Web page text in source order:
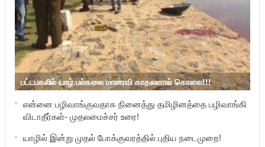
பட்டபகலில் யாழ்.பல்கலை மாணவி காதலனால் கொலை!!!
என்னை பழிவாங்குவதாக நினைத்து தமிழினத்தை பழிவாங்கி
விடாதீர்கள்- முதலமைச்சர் உரை!
யாழில் இன்று முதல் போக்குவரத்தில் புதிய நடைமுறை!